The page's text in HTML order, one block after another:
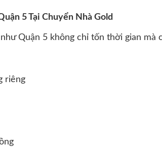
5 Tại Chuyển Nhà Gold
Quận 5 không chỉ tốn thời gian mà
riêng